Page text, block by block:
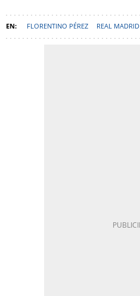
FLORENTINO PÉREZ REAL MADRID